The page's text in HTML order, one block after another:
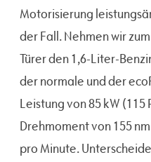
Motorisierung
der Fall. Nehmen wir
Türer den 1,6-Liter-
der normale und der
Leistung von 85 kW (115
Drehmoment von 155
pro Minute.